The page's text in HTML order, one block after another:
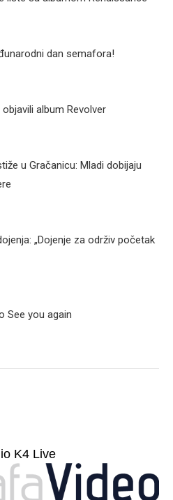
dan semafora!
album Revolver
u Gračanicu: Mladi dobijaju
„Dojenje za održiv početak
See you again
K4 Live